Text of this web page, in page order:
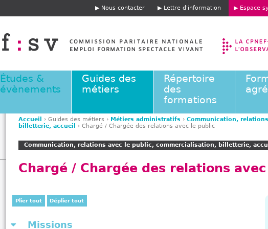
Jump to navigation
E
t
ê
e
Nous contacter Lettre d'information Espace
Études &
évènements
Guides des
métiers
Répertoire
des
formations
V
o
u
s
ê
e
s
Accueil › Guides des métiers › Métiers administratifs › Communication,
billetterie, accueil
› Chargé / Chargée des relations avec le public
Communication, relations avec le public, commercialisation, billetterie,
Chargé / Chargée des relations
Plier tout Déplier tout
Missions